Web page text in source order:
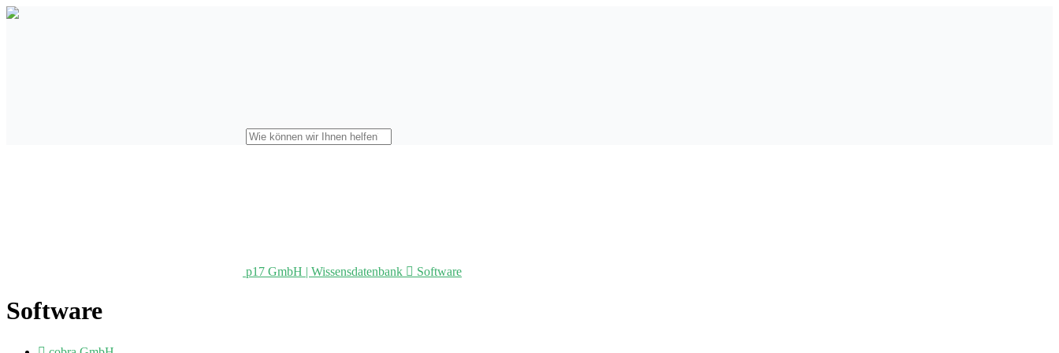
p17 GmbH | Wissensdatenbank  Software
Software